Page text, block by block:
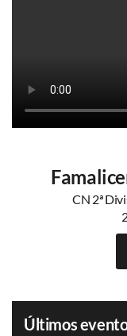
CN 2ª
Últimos